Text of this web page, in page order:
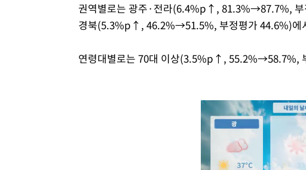
권역별로는 광주·전라(6.4%p↑, 81.3%→87.7%, 부
경북(5.3%p↑, 46.2%→51.5%, 부정평가 44.6%)에
연령대별로는 70대 이상(3.5%p↑, 55.2%→58.7%,